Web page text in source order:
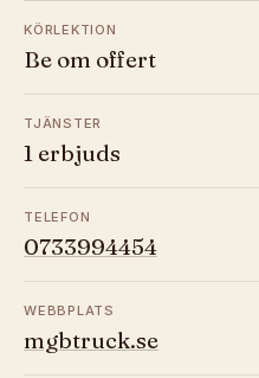
KÖRLEKTION
Be om offert
TJÄNSTER
1 erbjuds
TELEFON
0733994454
WEBBPLATS
mgbtruck.se